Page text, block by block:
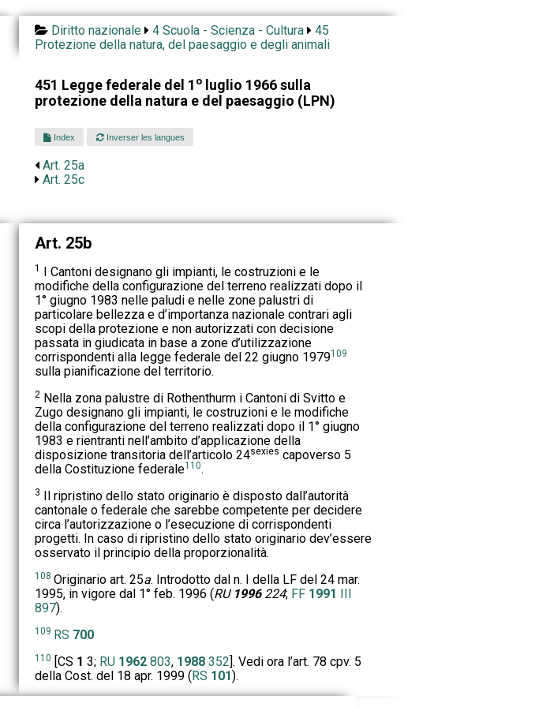
Diritto nazionale 4 Scuola - Scienza - Cultura
45
Protezione della natura, del paesaggio e degli animali
451 Legge federale del 1 oluglio 1966 sulla
protezione della natura e del paesaggio (LPN)
Index Inverser les langues
Art. 25a
Art. 25c
Art. 25b
1 I Cantoni designano gli impianti, le costruzioni e le
modifiche della configurazione del terreno realizzati dopo il
1° giugno 1983 nelle paludi e nelle zone palustri di
particolare bellezza e d’importanza nazionale contrari agli
scopi della protezione e non autorizzati con decisione
passata in giudicata in base a zone d’utilizzazione
corrispondenti alla legge federale del 22 giugno 1979109
sulla pianificazione del territorio.
2Nella zona palustre di Rothenthurm i Cantoni di Svitto e
Zugo designano gli impianti, le costruzioni e le modifiche
della configurazione del terreno realizzati dopo il 1° giugno
1983 e rientranti nell’ambito d’applicazione della
disposizione transitoria dell’articolo 24sexies capoverso 5
della Costituzione federale110.
3 Il ripristino dello stato originario è disposto dall’autorità
cantonale o federale che sarebbe competente per decidere
circa l’autorizzazione o l’esecuzione di corrispondenti
progetti. In caso di ripristino dello stato originario dev’essere
osservato il principio della proporzionalità.
108 Originario art. 25a. Introdotto dal n. I della LF del 24 mar.
1995, in vigore dal 1° feb. 1996 (RU 1996224; FF 1991 III
897).
109 RS 700
110 [CS 1 3; RU 1962803, 1988352]. Vedi ora l’art. 78 cpv. 5
della Cost. del 18 apr. 1999 (RS 101).